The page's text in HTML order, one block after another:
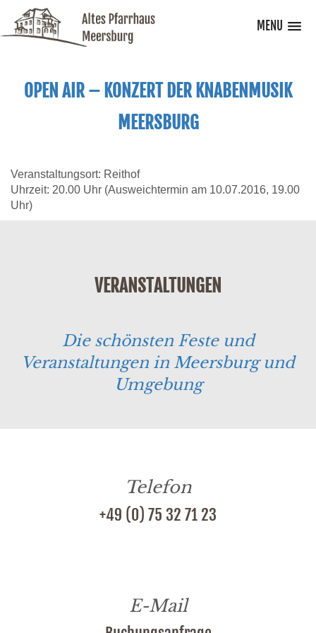
MENU
OPEN AIR – KONZERT DER KNABENMUSIK
MEERSBURG
Veranstaltungsort: Reithof
Uhrzeit: 20.00 Uhr (Ausweichtermin am 10.07.2016, 19.00
Uhr)
VERANSTALTUNGEN
Die schönsten Feste und
Veranstaltungen in Meersburg und
Umgebung
Telefon
+49 (0) 75 32 71 23
E-Mail